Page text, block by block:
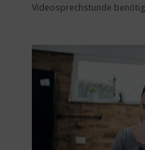
Videosprechstunde